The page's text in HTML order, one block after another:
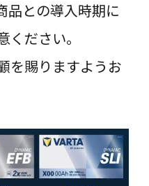
品との導入時期に
ださい。
を賜りますようお